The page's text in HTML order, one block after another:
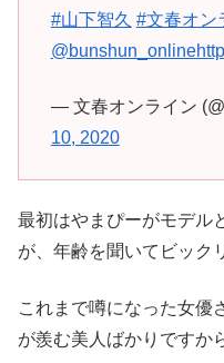
#山下智久 #文春オン
@bunshun_online
— 文春オンライン
10, 2020
最初はやまぴーがモデル
が、年齢を聞いてビック
これまで噂になった女優
が羨む美人ばかりですか